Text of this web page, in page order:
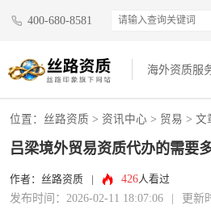
400-680-8581
海外资质服
位置： 丝路资质 > 资讯中心 > 贸易 > 文
吕梁境外贸易资质代办的需要多
作者：丝路资质 426人看过
发布时间：2026-02-11 18:07:06 更新